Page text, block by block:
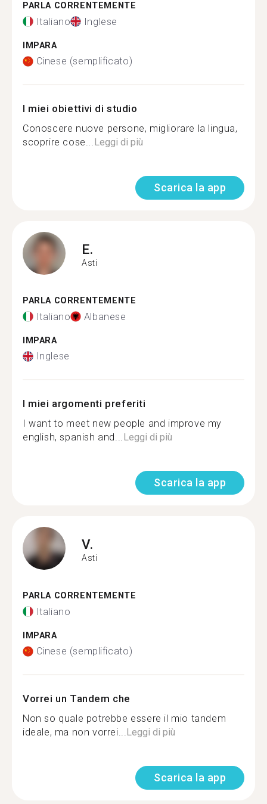
PARLA CORRENTEMENTE
Italiano Inglese
IMPARA
Cinese (semplificato)
I miei obiettivi di studio
Conoscere nuove persone, migliorare la lingua,
scoprire cose...Leggi di più
Scarica la app
E.
Asti
PARLA CORRENTEMENTE
Italiano Albanese
IMPARA
Inglese
I miei argomenti preferiti
I want to meet new people and improve my
english, spanish and...Leggi di più
Scarica la app
V.
Asti
PARLA CORRENTEMENTE
Italiano
IMPARA
Cinese (semplificato)
Vorrei un Tandem che
Non so quale potrebbe essere il mio tandem
ideale, ma non vorrei...Leggi di più
Scarica la app